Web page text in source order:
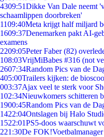
4309:51Dikke Van Dale neemt
schaamlippen doorbreken'
1109:40Meta krijgt half miljard
1609:37Denemarken pakt AI-
examens
2209:05Peter Faber (82)
108:03VrijMiBabes #316 (not
2607:34Random Pics van de
405:00Trailers kijken: de
003:37Ajax veel te sterk voor
102:34Nieuwkomers schitteren
1900:45Random Pics van de
1422:04Ontslagen bij Halo
1522:01PS5-doos waarschuwt
221:30De